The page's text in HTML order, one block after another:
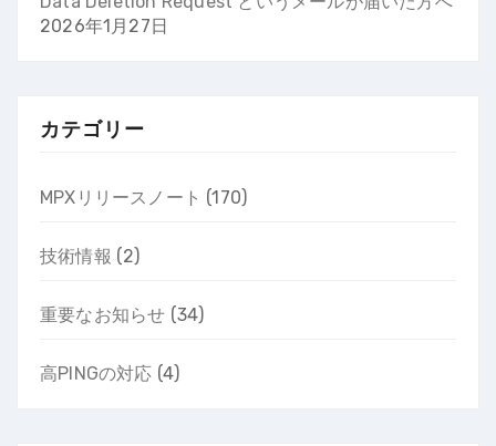
2026年1月27日
カテゴリー
MPXリリースノート (170)
技術情報 (2)
重要なお知らせ (34)
高PINGの対応 (4)